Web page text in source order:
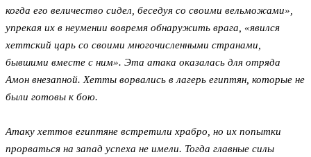
когда его величество сидел, беседуя со своими вельможами»,
упрекая их в неумении вовремя обнаружить врага, «явился
хеттский царь со своими многочисленными странами,
бывшими вместе с ним». Эта атака оказалась для отряда
Амон внезапной. Хетты ворвались в лагерь египтян, которые не
были готовы к бою.
Атаку хеттов египтяне встретили храбро, но их попытки
прорваться на запад успеха не имели. Тогда главные силы